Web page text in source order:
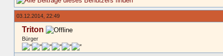
03.12.2014, 22:49
Triton
Bürger